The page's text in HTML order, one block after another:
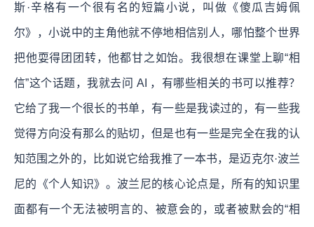
斯·辛格有一个很有名的短篇小说，叫做《傻瓜吉姆佩
尔》，小说中的主角他就不停地相信别人，哪怕整个世界
把他耍得团团转，他都甘之如饴。我很想在课堂上聊“相
信”这个话题，我就去问 AI ，有哪些相关的书可以推荐？
它给了我一个很长的书单，有一些是我读过的，有一些我
觉得方向没有那么的贴切，但是也有一些是完全在我的认
知范围之外的，比如说它给我推了一本书，是迈克尔·波兰
尼的《个人知识》。波兰尼的核心论点是，所有的知识里
面都有一个无法被明言的、被意会的，或者被默会的“相